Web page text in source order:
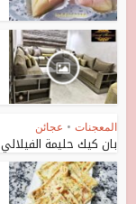
المعجنات • عجائن
بان كيك حليمة الفيلالي